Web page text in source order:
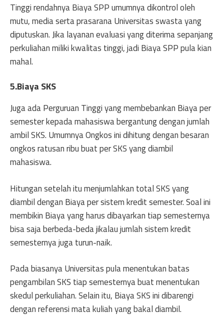
Tinggi rendahnya Biaya SPP umumnya dikontrol oleh
mutu, media serta prasarana Universitas swasta yang
diputuskan. Jika layanan evaluasi yang diterima sepanjang
perkuliahan miliki kwalitas tinggi, jadi Biaya SPP pula kian
mahal.
5.Biaya SKS
Juga ada Perguruan Tinggi yang membebankan Biaya per
semester kepada mahasiswa bergantung dengan jumlah
ambil SKS. Umumnya Ongkos ini dihitung dengan besaran
ongkos ratusan ribu buat per SKS yang diambil
mahasiswa.
Hitungan setelah itu menjumlahkan total SKS yang
diambil dengan Biaya per sistem kredit semester. Soal ini
membikin Biaya yang harus dibayarkan tiap semesternya
bisa saja berbeda-beda jikalau jumlah sistem kredit
semesternya juga turun-naik.
Pada biasanya Universitas pula menentukan batas
pengambilan SKS tiap semesternya buat menentukan
skedul perkuliahan. Selain itu, Biaya SKS ini dibarengi
dengan referensi mata kuliah yang bakal diambil.